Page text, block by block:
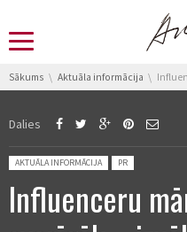
You are here:
Sākums Aktuāla informācija Influenceru mārketings. Kas ir
Dalies
Posted in:
AKTUĀLA INFORMĀCIJA PR
Influenceru